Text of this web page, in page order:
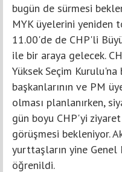
bugün de sürmesi
MYK üyelerini yeniden
11.00'de de CHP'li
ile bir araya gelecek.
Yüksek Seçim
başkanlarının ve PM
olması planlanırken,
gün boyu CHP'yi
görüşmesi bekleniyor.
yurttaşların yine Genel
öğrenildi.